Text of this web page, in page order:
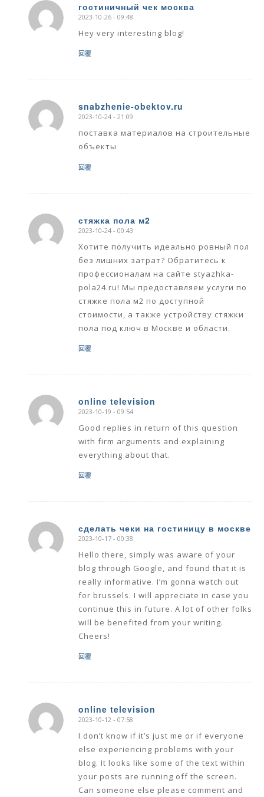
гостиничный чек москва
says:
2023-10-26 - 09:48
Hey very interesting blog!
回覆
snabzhenie-obektov.ru
says:
2023-10-24 - 21:09
поставка материалов на строительные
объекты
回覆
стяжка пола м2
says:
2023-10-24 - 00:43
Хотите получить идеально ровный пол
без лишних затрат? Обратитесь к
профессионалам на сайте styazhka-
pola24.ru! Мы предоставляем услуги по
стяжке пола м2 по доступной
стоимости, а также устройству стяжки
пола под ключ в Москве и области.
回覆
online television
says:
2023-10-19 - 09:54
Good replies in return of this question
with firm arguments and explaining
everything about that.
回覆
сделать чеки на гостиницу в москве
says:
2023-10-17 - 00:38
Hello there, simply was aware of your
blog through Google, and found that it is
really informative. I’m gonna watch out
for brussels. I will appreciate in case you
continue this in future. A lot of other folks
will be benefited from your writing.
Cheers!
回覆
online television
says:
2023-10-12 - 07:58
I don’t know if it’s just me or if everyone
else experiencing problems with your
blog. It looks like some of the text within
your posts are running off the screen.
Can someone else please comment and